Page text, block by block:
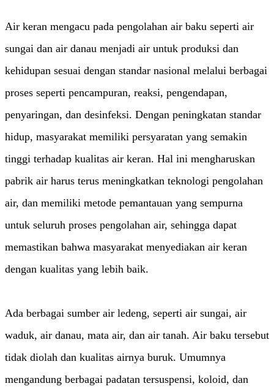
Air keran mengacu pada pengolahan air baku seperti air
sungai dan air danau menjadi air untuk produksi dan
kehidupan sesuai dengan standar nasional melalui berbagai
proses seperti pencampuran, reaksi, pengendapan,
penyaringan, dan desinfeksi. Dengan peningkatan standar
hidup, masyarakat memiliki persyaratan yang semakin
tinggi terhadap kualitas air keran. Hal ini mengharuskan
pabrik air harus terus meningkatkan teknologi pengolahan
air, dan memiliki metode pemantauan yang sempurna
untuk seluruh proses pengolahan air, sehingga dapat
memastikan bahwa masyarakat menyediakan air keran
dengan kualitas yang lebih baik.
Ada berbagai sumber air ledeng, seperti air sungai, air
waduk, air danau, mata air, dan air tanah. Air baku tersebut
tidak diolah dan kualitas airnya buruk. Umumnya
mengandung berbagai padatan tersuspensi, koloid, dan